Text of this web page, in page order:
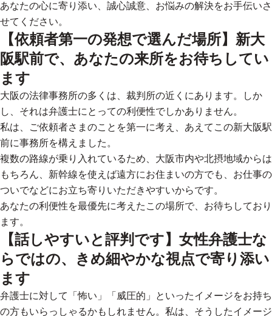
あなたの心に寄り添い、誠心誠意、お悩みの解決をお手伝いさ
せてください。
【依頼者第一の発想で選んだ場所】新大
阪駅前で、あなたの来所をお待ちしてい
ます
大阪の法律事務所の多くは、裁判所の近くにあります。しか
し、それは弁護士にとっての利便性でしかありません。
私は、
ご依頼者さまのことを第一に考え、あえてこの新大阪駅
前に事務所を構えました。
複数の路線が乗り入れているため、大阪市内や北摂地域からは
もちろん、新幹線を使えば遠方にお住まいの方でも、お仕事の
ついでなどにお立ち寄りいただきやすいからです。
あなたの利便性を最優先に考えたこの場所で、お待ちしており
ます。
【話しやすいと評判です】女性弁護士な
らではの、きめ細やかな視点で寄り添い
ます
弁護士に対して「怖い」「威圧的」といったイメージをお持ち
の方もいらっしゃるかもしれません。私は、そうしたイメージ